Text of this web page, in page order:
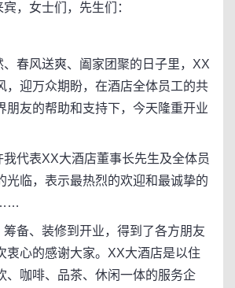
，女士们，先生们：
春风送爽、阖家团聚的日子里，XX
，迎万众期盼，在酒店全体员工的共
朋友的帮助和支持下，今天隆重开业
代表XX大酒店董事长先生及全体员
光临，表示最热烈的欢迎和最诚挚的
……
备、装修到开业，得到了各方朋友
衷心的感谢大家。XX大酒店是以住
、咖啡、品茶、休闲一体的服务企